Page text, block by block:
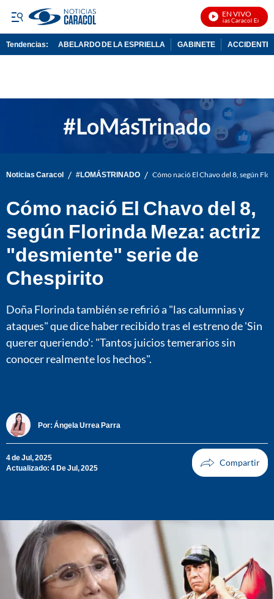
EN VIVO
Noticias Caracol En Vivo
Tendencias: ABELARDO DE LA ESPRIELLA GABINETE ACCIDENTE
Noticias Caracol / #LOMÁSTRINADO / Cómo nació El Chavo del 8, según
Cómo nació El Chavo del 8,
según Florinda Meza: actriz
"desmiente" serie de
Chespirito
Doña Florinda también se refirió a "las calumnias y
ataques" que dice haber recibido tras el estreno de 'Sin
querer queriendo': "Tantos juicios temerarios sin
conocer realmente los hechos".
Por: Ángela Urrea Parra
4 de Jul, 2025
Actualizado: 4 De Jul, 2025